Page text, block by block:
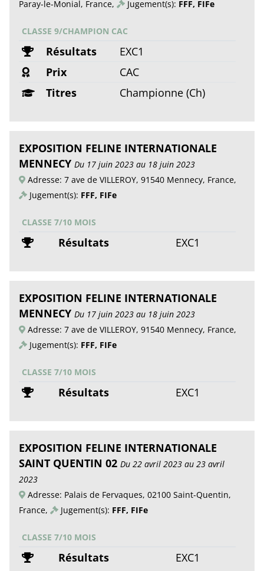
Paray-le-Monial, France,
Jugement(s): FFF, FIFe
CLASSE 9/CHAMPION CAC
Résultats
EXC1
Prix
CAC
Titres
Championne (Ch)
EXPOSITION FELINE INTERNATIONALE
MENNECY Du 17 juin 2023 au 18 juin 2023
Adresse: 7 ave de VILLEROY, 91540 Mennecy, France,
Jugement(s): FFF, FIFe
CLASSE 7/10 MOIS
Résultats EXC1
EXPOSITION FELINE INTERNATIONALE
MENNECY Du 17 juin 2023 au 18 juin 2023
Adresse: 7 ave de VILLEROY, 91540 Mennecy, France,
Jugement(s): FFF, FIFe
CLASSE 7/10 MOIS
Résultats EXC1
EXPOSITION FELINE INTERNATIONALE
SAINT QUENTIN 02 Du 22 avril 2023 au 23 avril
2023
Adresse: Palais de Fervaques, 02100 Saint-Quentin,
France,
Jugement(s): FFF, FIFe
CLASSE 7/10 MOIS
Résultats EXC1